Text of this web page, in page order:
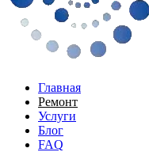
Главная
Ремонт
Услуги
Блог
FAQ